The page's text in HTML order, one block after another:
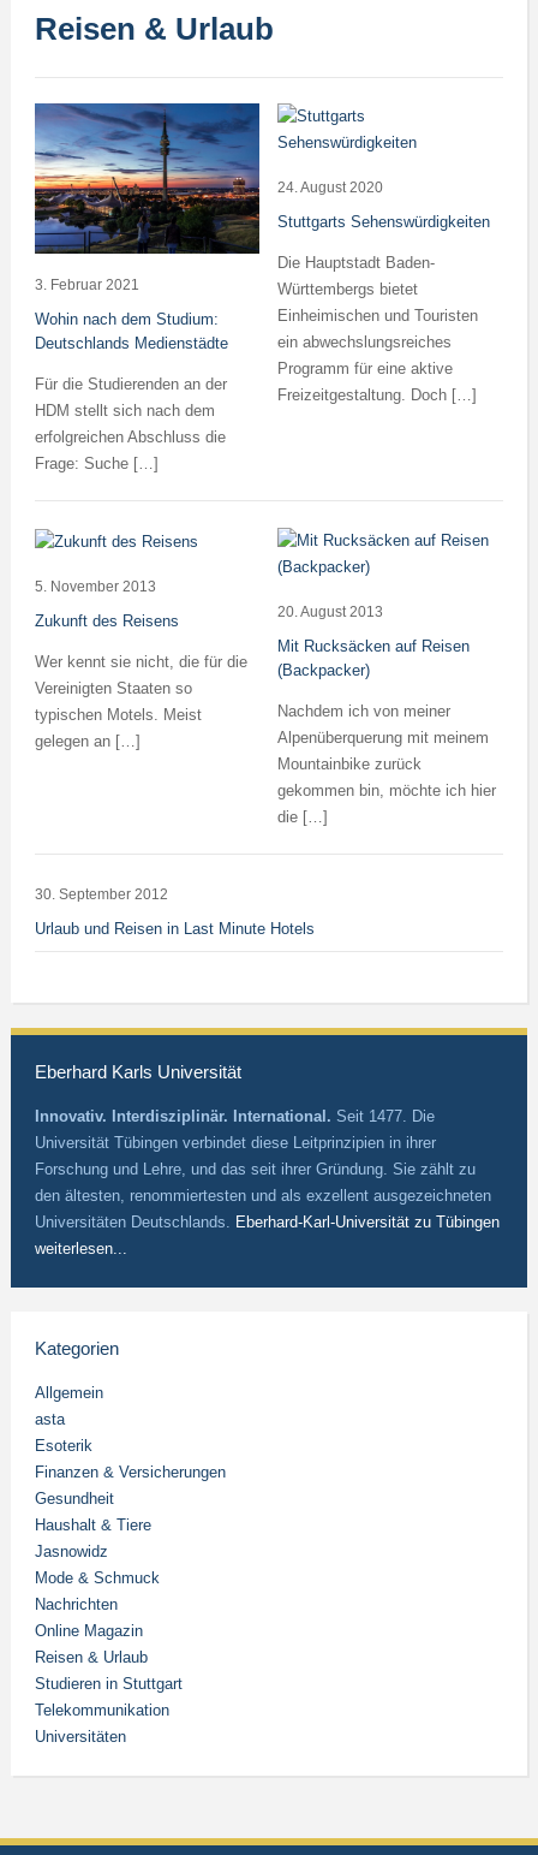
Reisen & Urlaub
3. Februar 2021
Wohin nach dem Studium:
Deutschlands Medienstädte
Für die Studierenden an der
HDM stellt sich nach dem
erfolgreichen Abschluss die
Frage: Suche […]
24. August 2020
Stuttgarts Sehenswürdigkeiten
Die Hauptstadt Baden-
Württembergs bietet
Einheimischen und Touristen
ein abwechslungsreiches
Programm für eine aktive
Freizeitgestaltung. Doch […]
5. November 2013
Zukunft des Reisens
Wer kennt sie nicht, die für die
Vereinigten Staaten so
typischen Motels. Meist
gelegen an […]
20. August 2013
Mit Rucksäcken auf Reisen
(Backpacker)
Nachdem ich von meiner
Alpenüberquerung mit meinem
Mountainbike zurück
gekommen bin, möchte ich hier
die […]
30. September 2012
Urlaub und Reisen in Last Minute Hotels
Eberhard Karls Universität
Innovativ. Interdisziplinär. International. Seit 1477. Die
Universität Tübingen verbindet diese Leitprinzipien in ihrer
Forschung und Lehre, und das seit ihrer Gründung. Sie zählt zu
den ältesten, renommiertesten und als exzellent ausgezeichneten
Universitäten Deutschlands. Eberhard-Karl-Universität zu Tübingen
weiterlesen...
Kategorien
Allgemein
asta
Esoterik
Finanzen & Versicherungen
Gesundheit
Haushalt & Tiere
Jasnowidz
Mode & Schmuck
Nachrichten
Online Magazin
Reisen & Urlaub
Studieren in Stuttgart
Telekommunikation
Universitäten